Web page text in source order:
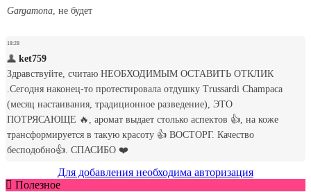
Для добавления необходима авторизация
Полезное